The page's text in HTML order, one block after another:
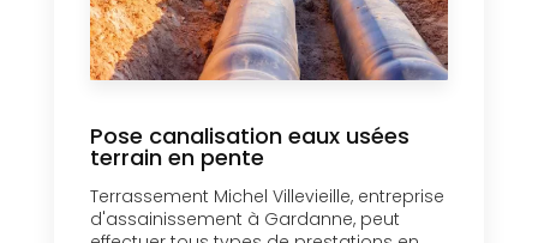
Pose canalisation eaux usées
terrain en pente
Terrassement Michel Villevieille, entreprise
d'assainissement à Gardanne, peut